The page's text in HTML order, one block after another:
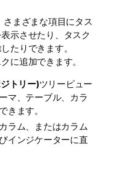
まざまな項目にタス
示させたり、タスク
たりできます。
に追加できます。
トリー)ツリービュー
マ、テーブル、カラ
きます。
ラム、またはカラム
インジケーターに直